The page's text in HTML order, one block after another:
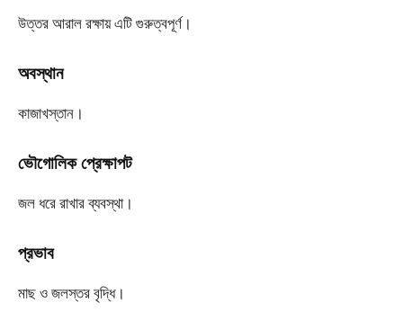
উত্তর আরাল রক্ষায় এটি গুরুত্বপূর্ণ।
অবস্থান
কাজাখস্তান।
ভৌগোলিক প্রেক্ষাপট
জল ধরে রাখার ব্যবস্থা।
প্রভাব
মাছ ও জলস্তর বৃদ্ধি।